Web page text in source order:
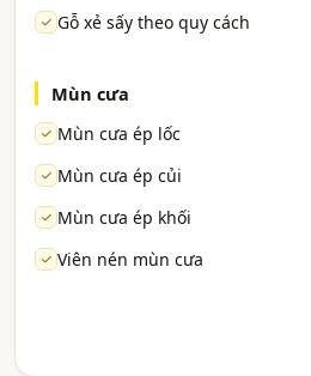
Gỗ xẻ sấy theo quy cách
Mùn cưa
Mùn cưa ép lốc
Mùn cưa ép củi
Mùn cưa ép khối
Viên nén mùn cưa